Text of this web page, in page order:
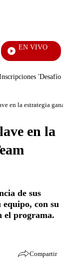
EN VIVO
'Desafío'
en la estrategia
en la
de sus
equipo, con su
el programa.
Compartir